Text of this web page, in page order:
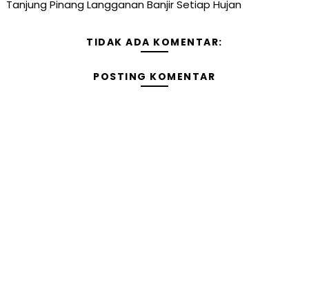
Tanjung Pinang Langganan Banjir Setiap Hujan
TIDAK ADA KOMENTAR:
POSTING KOMENTAR